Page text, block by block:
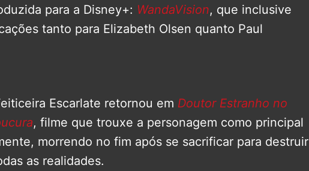
para a Disney+: WandaVision, que inclusive
tanto para Elizabeth Olsen quanto Paul
Escarlate retornou em Doutor Estranho no
, filme que trouxe a personagem como principal
morrendo no fim após se sacrificar para destruir
as realidades.